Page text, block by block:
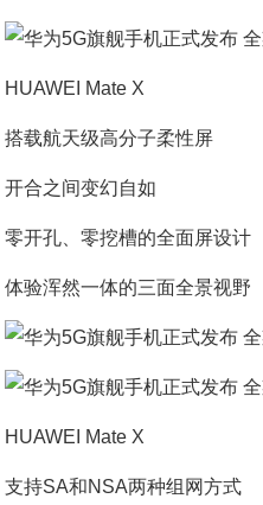
HUAWEI Mate X
搭载航天级高分子柔性屏
开合之间变幻自如
零开孔、零挖槽的全面屏设计
体验浑然一体的三面全景视野
HUAWEI Mate X
支持SA和NSA两种组网方式